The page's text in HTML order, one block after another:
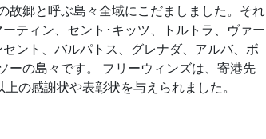
故郷と呼ぶ島々全域にこだましました。それ
ティン、セント･キッツ、トルトラ、ヴァー
ント、バルパトス、グレナダ、アルバ、ボ
の島々です。
フリーウィンズは、寄港先
の感謝状や表彰状を与えられました。